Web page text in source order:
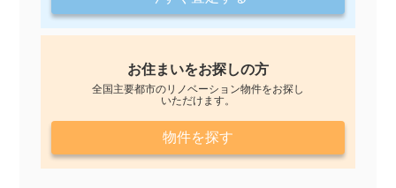
お住まいをお探しの方
全国主要都市のリノベーション物件をお探し
いただけます。
物件を探す